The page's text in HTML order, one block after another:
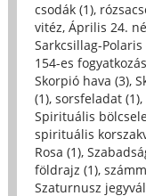
csodák (1),
vitéz, Április 24.
Sarkcsillag-Polaris
154-es
Skorpió hava (3),
(1), sorsfeladat (1),
Spirituális
spirituális
Rosa (1),
földrajz (1),
Szaturnusz